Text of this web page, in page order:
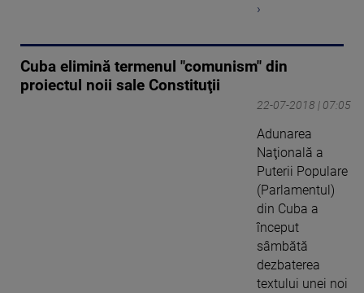
›
Cuba elimină termenul "comunism" din
proiectul noii sale Constituţii
22-07-2018 | 07:05
Adunarea
Naţională a
Puterii Populare
(Parlamentul)
din Cuba a
început
sâmbătă
dezbaterea
textului unei noi